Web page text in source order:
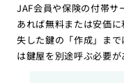
JAF会員や保険の付帯サ
あれば無料または安価
失した鍵の「作成」ま
は鍵屋を別途呼ぶ必要が